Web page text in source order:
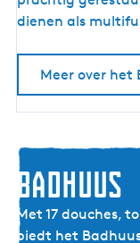
t
g
e
b
o
u
dienen als
Meer over
Badhuus
Met 17 douches,
biedt het